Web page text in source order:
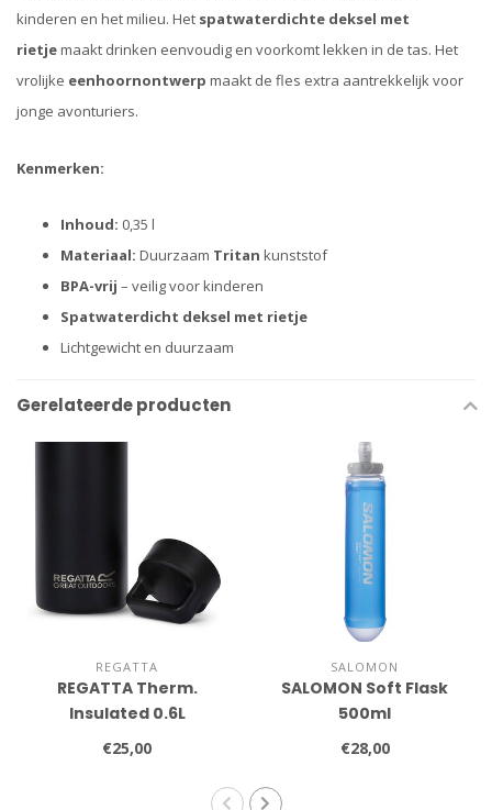
kinderen en het milieu. Het spatwaterdichte deksel met
rietjemaakt drinken eenvoudig en voorkomt lekken in de tas. Het
vrolijke eenhoornontwerp maakt de fles extra aantrekkelijk voor
jonge avonturiers.
Kenmerken:
Inhoud: 0,35 l
Materiaal: Duurzaam Tritan kunststof
BPA-vrij – veilig voor kinderen
Spatwaterdicht deksel met rietje
Lichtgewicht en duurzaam
Gerelateerde producten
REGATTA
REGATTA Therm.
Insulated 0.6L
€25,00
SALOMON
SALOMON Soft Flask
500ml
€28,00